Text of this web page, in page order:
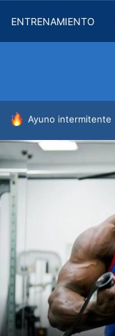
ENTRENAMIENTO
HOY SE HABLA DE
Ayuno intermitente